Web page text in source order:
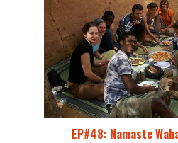
EP#48: Namaste